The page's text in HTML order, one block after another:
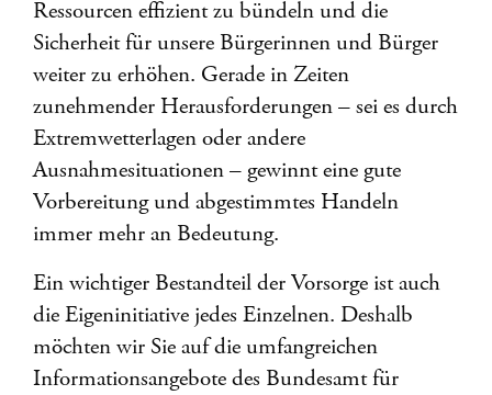
Ressourcen effizient zu bündeln und die
Sicherheit für unsere Bürgerinnen und Bürger
weiter zu erhöhen. Gerade in Zeiten
zunehmender Herausforderungen – sei es durch
Extremwetterlagen oder andere
Ausnahmesituationen – gewinnt eine gute
Vorbereitung und abgestimmtes Handeln
immer mehr an Bedeutung.
Ein wichtiger Bestandteil der Vorsorge ist auch
die Eigeninitiative jedes Einzelnen. Deshalb
möchten wir Sie auf die umfangreichen
Informationsangebote des Bundesamt für